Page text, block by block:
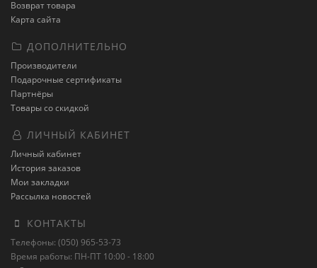
Возврат товара
Карта сайта
ДОПОЛНИТЕЛЬНО
Производители
Подарочные сертификаты
Партнёры
Товары со скидкой
ЛИЧНЫЙ КАБИНЕТ
Личный кабинет
История заказов
Мои закладки
Рассылка новостей
КОНТАКТЫ
Телефоны: (050) 965-53-73
Время работы: ПН-ПТ 10:00 - 18:00